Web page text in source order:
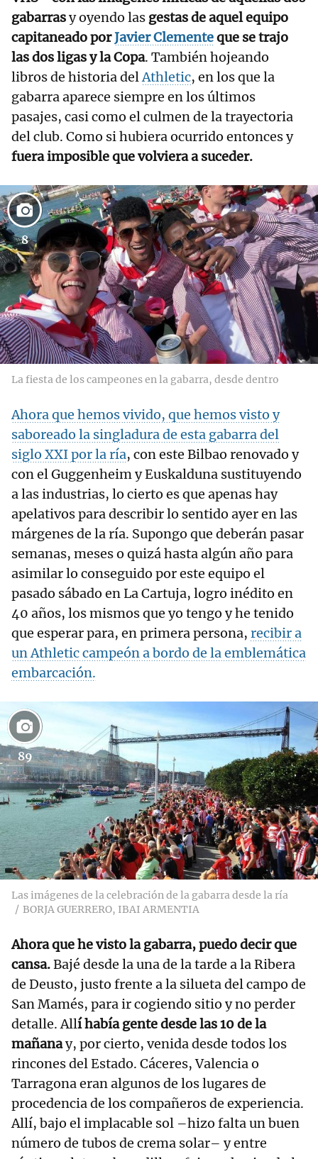
gabarrasy oyendo las gestas de aquel equipo
capitaneado porJavier Clementeque se trajo
las dos ligas y la Copa. También hojeando
libros de historia delAthletic, en los que la
gabarra aparece siempre en los últimos
pasajes, casi como el culmen de la trayectoria
del club. Como si hubiera ocurrido entonces y
fuera imposible que volviera a suceder.
8
La fiesta de los campeones en la gabarra, desde dentro
Ahora que hemos vivido, que hemos visto y
saboreado la singladura de esta gabarra del
siglo XXI por la ría, con este Bilbao renovado y
con el Guggenheim y Euskalduna sustituyendo
a las industrias, lo cierto es que apenas hay
apelativos para describir lo sentido ayer en las
márgenes de la ría. Supongo que deberán pasar
semanas, meses o quizá hasta algún año para
asimilar lo conseguido por este equipo el
pasado sábado en La Cartuja, logro inédito en
40 años, los mismos que yo tengo y he tenido
que esperar para, en primera persona, recibir a
un Athletic campeón a bordo de la emblemática
embarcación.
89
Las imágenes de la celebración de la gabarra desde la ría
BORJA GUERRERO, IBAI ARMENTIA
Ahora que he visto la gabarra, puedo decir que
cansa.Bajé desde la una de la tarde a la Ribera
de Deusto, justo frente a la silueta del campo de
San Mamés, para ir cogiendo sitio y no perder
detalle. Allí había gente desde las 10 de la
mañanay, por cierto, venida desde todos los
rincones del Estado. Cáceres, Valencia o
Tarragona eran algunos de los lugares de
procedencia de los compañeros de experiencia.
Allí, bajo el implacable sol –hizo falta un buen
número de tubos de crema solar– y entre